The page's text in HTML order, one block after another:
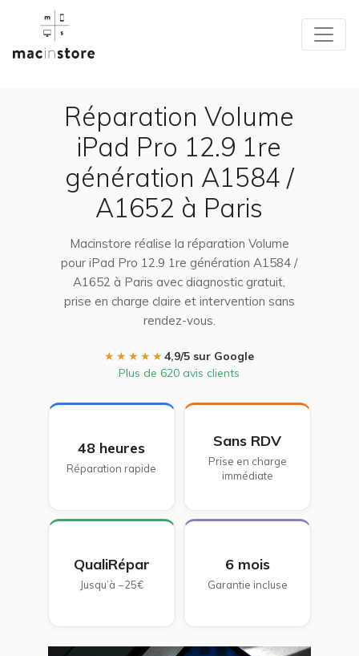
Réparation Volume
iPad Pro 12.9 1re
génération A1584 /
A1652 à Paris
Macinstore réalise la réparation Volume
pour iPad Pro 12.9 1re génération A1584 /
A1652 à Paris avec diagnostic gratuit,
prise en charge claire et intervention sans
rendez-vous.
★★★★★4,9/5 sur Google
Plus de 620 avis clients
48 heures
Réparation rapide
Sans RDV
Prise en charge
immédiate
QualiRépar
Jusqu’à −25€
6 mois
Garantie incluse